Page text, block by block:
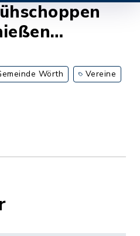
Wörth Vereine